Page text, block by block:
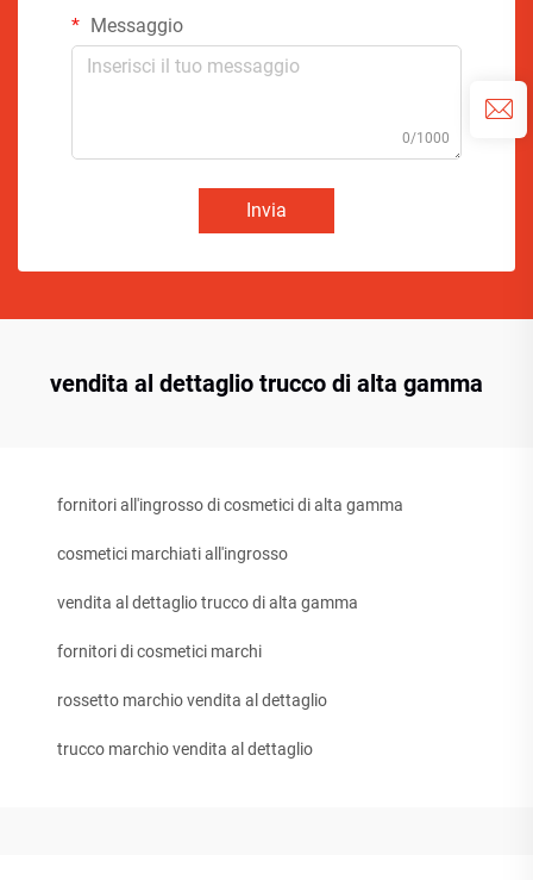
Messaggio
0/1000
Invia
vendita al dettaglio trucco di alta gamma
fornitori all'ingrosso di cosmetici di alta gamma
cosmetici marchiati all'ingrosso
vendita al dettaglio trucco di alta gamma
fornitori di cosmetici marchi
rossetto marchio vendita al dettaglio
trucco marchio vendita al dettaglio